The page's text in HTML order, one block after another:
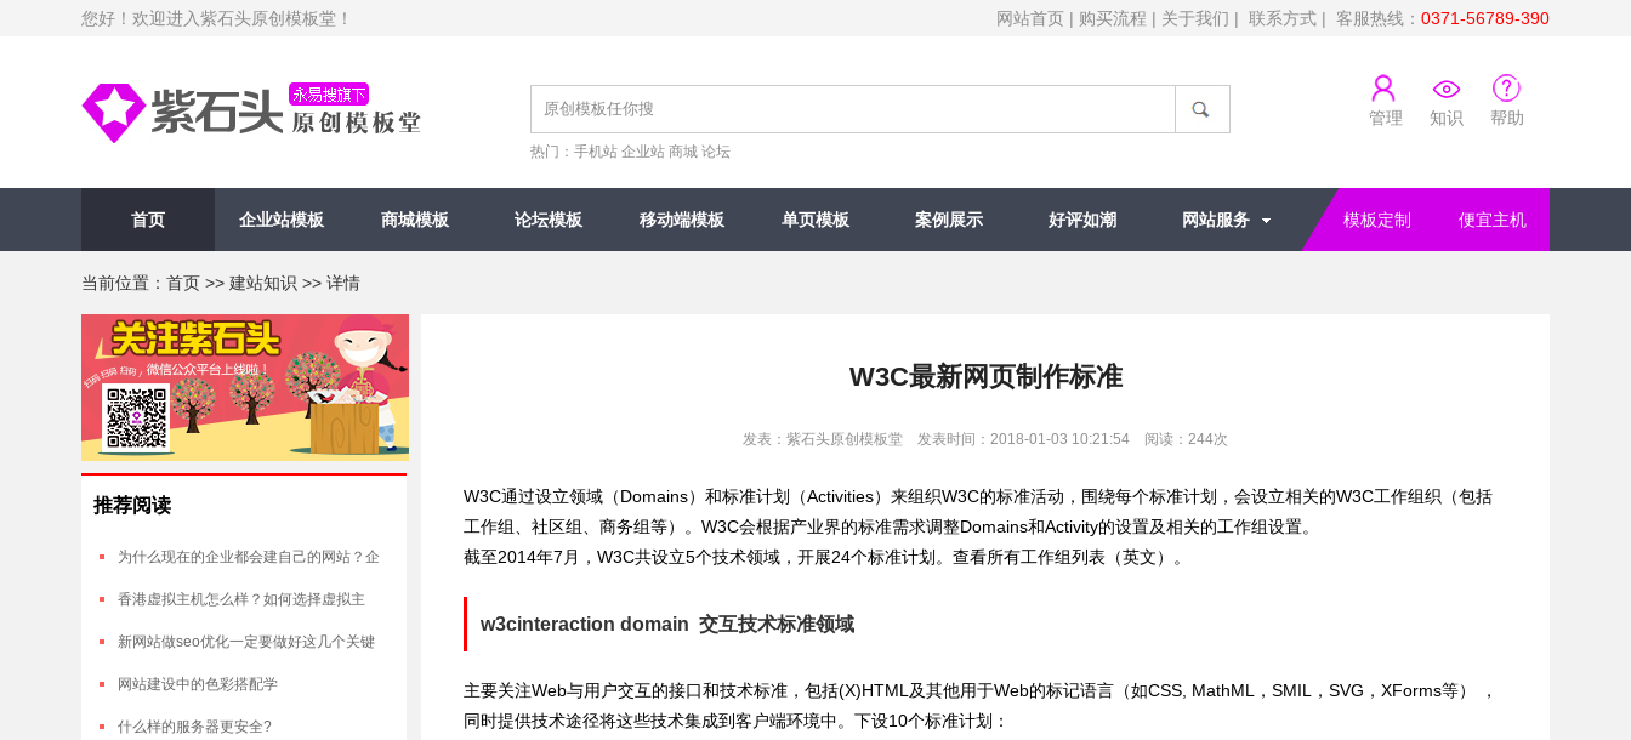
您好！欢迎进入紫石头原创模板堂！ 网站首页 | 购买流程 | 关于我们 | 联系方式 | 客服热线： 0371-56789-390
热门： 手机站 企业站 商城 论坛
管理 知识 帮助
首页 企业站模板 商城模板 论坛模板 移动端模板 单页模板 案例展示 好评如潮 网站服务 模板定制 便宜主机
当前位置： 首页 >> 建站知识 >> 详情
推荐阅读
为什么现在的企业都会建自己的网站？企
业网站有什么作用？
香港虚拟主机怎么样？如何选择虚拟主
机？ 新网站做seo优化一定要做好这几个关键
点！ 网站建设中的色彩搭配学
什么样的服务器更安全?
W3C最新网页制作标准
发表：紫石头原创模板堂 发表时间：2018-01-03 10:21:54 阅读： 244次
W3C通过设立领域（Domains）和标准计划（Activities）来组织W3C的标准活动，围绕每个标准计划，会设立相关的W3C工作组织（包括
工作组、社区组、商务组等）。W3C会根据产业界的标准需求调整Domains和Activity的设置及相关的工作组设置。
截至2014年7月，W3C共设立5个技术领域，开展24个标准计划。查看所有工作组列表（英文）。
w3cinteraction domain 交互技术标准领域
主要关注Web与用户交互的接口和技术标准，包括(X)HTML及其他用于Web的标记语言（如CSS, MathML，SMIL，SVG，XForms等） ，
同时提供技术途径将这些技术集成到客户端环境中。下设10个标准计划：